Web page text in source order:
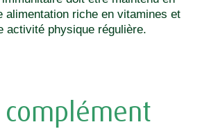
alimentation riche en vitamines et
activité physique régulière.
complément